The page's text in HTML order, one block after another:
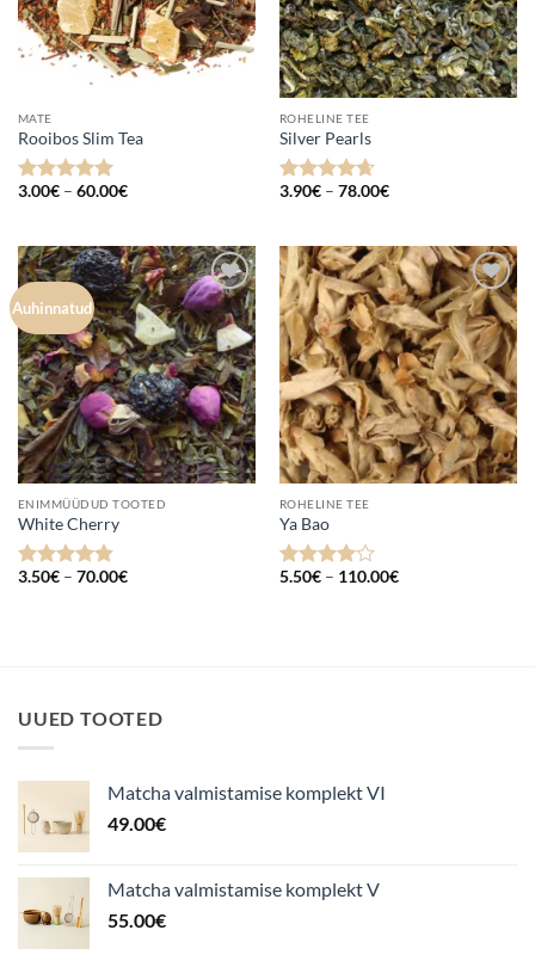
MATE
Rooibos Slim Tea
Hinnanguga
3.00€ – 60.00€Hinnavahemik:
ROHELINE TEE
Silver Pearls
Hinnanguga
3.90€ – 78.00€Hinnavahemik:
Auhinnatud
Lisa
lemmikuks
ENIMMÜÜDUD TOOTED
White Cherry
Hinnanguga
3.50€ – 70.00€Hinnavahemik:
Lisa
lemmikuks
ROHELINE TEE
Ya Bao
Hinnanguga
5.50€ – 110.00€Hinnavahemik:
UUED TOOTED
Matcha valmistamise komplekt VI
49.00€
Matcha valmistamise komplekt V
55.00€